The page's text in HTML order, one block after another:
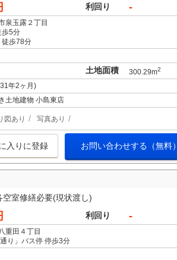
利回り -
泉玉露２丁目
歩5分
徒歩78分
土地面積 300.29m2
年2ヶ月)
土地建物 小島東店
図あり 写真あり
入りに登録 お問い合わせする（無料）
室修繕必要(現状渡し)
利回り -
重田４丁目
り」バス停 停歩3分